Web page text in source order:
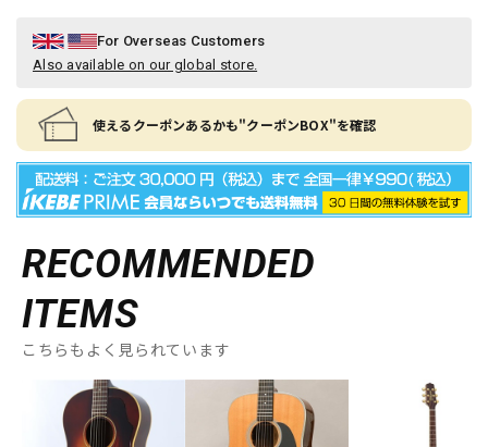
For Overseas Customers
Also available on our global store.
使えるクーポンあるかも"クーポンBOX"を確認
RECOMMENDED
ITEMS
こちらもよく見られています